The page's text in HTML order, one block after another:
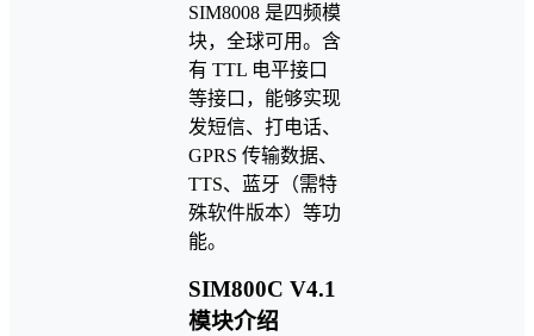
SIM8008 是四频模
块，全球可用。含
有 TTL 电平接口
等接口，能够实现
发短信、打电话、
GPRS 传输数据、
TTS、蓝牙（需特
殊软件版本）等功
能。
SIM800C V4.1
模块介绍